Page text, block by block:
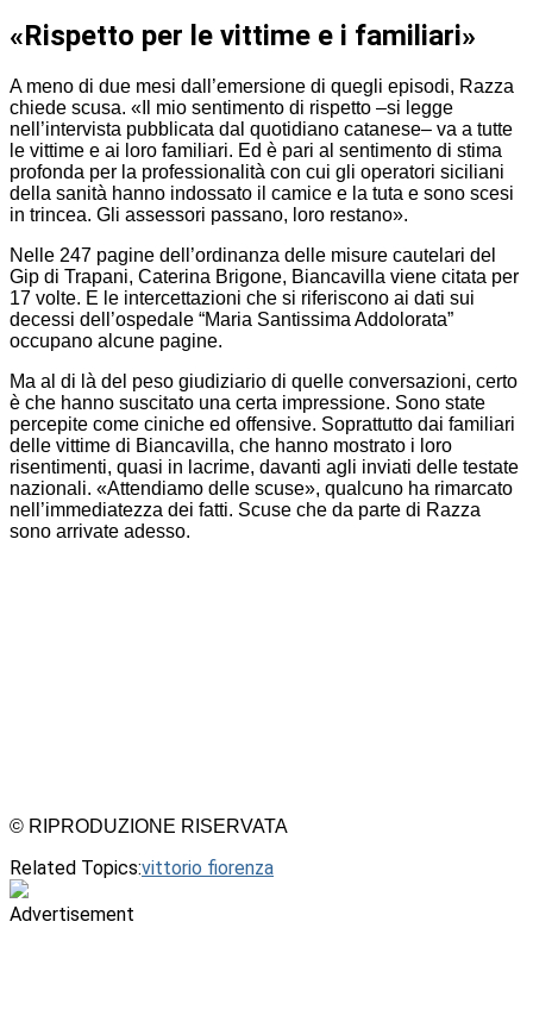
«Rispetto per le vittime e i familiari»
A meno di due mesi dall’emersione di quegli episodi, Razza
chiede scusa. «Il mio sentimento di rispetto –si legge
nell’intervista pubblicata dal quotidiano catanese– va a tutte
le vittime e ai loro familiari. Ed è pari al sentimento di stima
profonda per la professionalità con cui gli operatori siciliani
della sanità hanno indossato il camice e la tuta e sono scesi
in trincea. Gli assessori passano, loro restano».
Nelle 247 pagine dell’ordinanza delle misure cautelari del
Gip di Trapani, Caterina Brigone, Biancavilla viene citata per
17 volte. E le intercettazioni che si riferiscono ai dati sui
decessi dell’ospedale “Maria Santissima Addolorata”
occupano alcune pagine.
Ma al di là del peso giudiziario di quelle conversazioni, certo
è che hanno suscitato una certa impressione. Sono state
percepite come ciniche ed offensive. Soprattutto dai familiari
delle vittime di Biancavilla, che hanno mostrato i loro
risentimenti, quasi in lacrime, davanti agli inviati delle testate
nazionali. «Attendiamo delle scuse», qualcuno ha rimarcato
nell’immediatezza dei fatti. Scuse che da parte di Razza
sono arrivate adesso.
© RIPRODUZIONE RISERVATA
Related Topics:vittorio fiorenza
Advertisement